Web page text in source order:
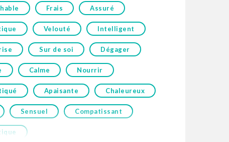
Frais Assuré
Velouté Intelligent
Sur de soi Dégager
Calme Nourrir
Apaisante Chaleureux
Sensuel Compatissant